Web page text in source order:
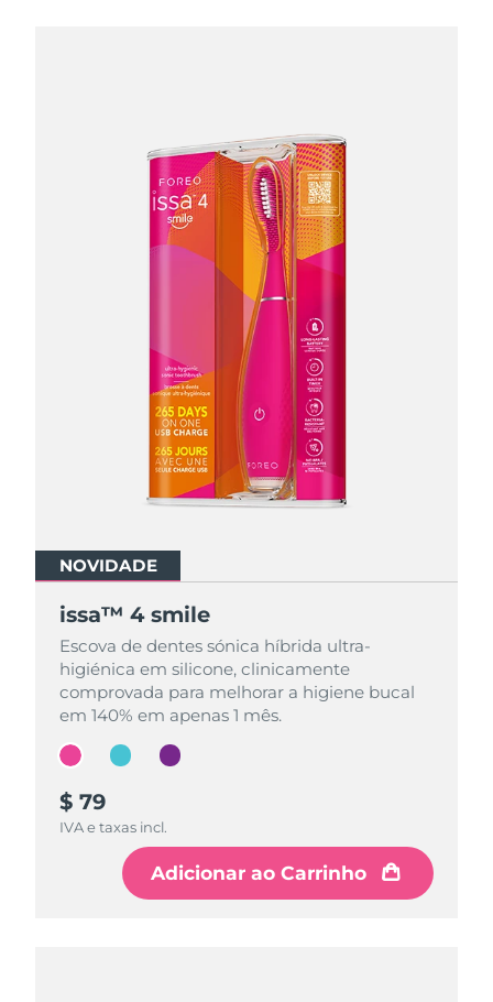
NOVIDADE
issa™ 4 smile
Escova de dentes sónica híbrida ultra-
higiénica em silicone, clinicamente
comprovada para melhorar a higiene bucal
em 140% em apenas 1 mês.
$ 79
IVA e taxas incl.
Adicionar ao Carrinho
NOVIDADE
issa™ 4 smile
Escova de dentes sónica híbrida ultra-
higiénica em silicone, clinicamente
comprovada para melhorar a higiene bucal
em 140% em apenas 1 mês.
$ 79
IVA e taxas incl.
Adicionar ao Carrinho
NOVIDADE
issa™ 4 smile
Escova de dentes sónica híbrida ultra-
higiénica em silicone, clinicamente
comprovada para melhorar a higiene bucal
em 140% em apenas 1 mês.
$ 79
IVA e taxas incl.
Adicionar ao Carrinho